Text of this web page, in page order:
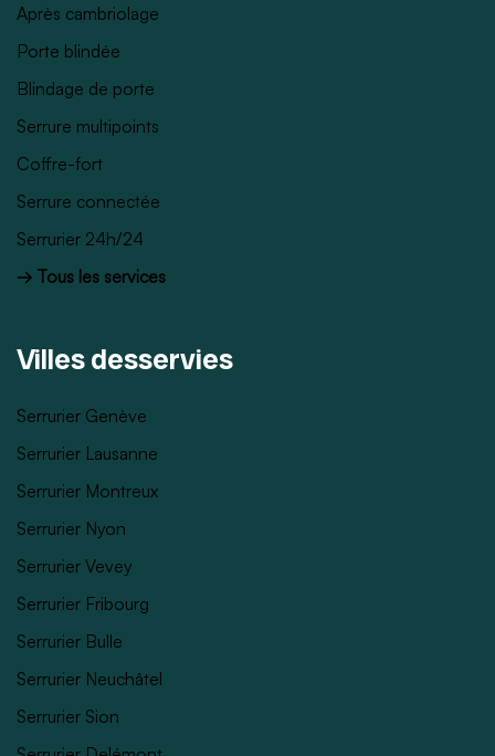
Après cambriolage
Porte blindée
Blindage de porte
Serrure multipoints
Coffre-fort
Serrure connectée
Serrurier 24h/24
→ Tous les services
Villes desservies
Serrurier Genève
Serrurier Lausanne
Serrurier Montreux
Serrurier Nyon
Serrurier Vevey
Serrurier Fribourg
Serrurier Bulle
Serrurier Neuchâtel
Serrurier Sion